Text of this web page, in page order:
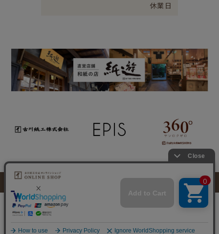
休業日
個人情報取り扱いについて
このサイトに掲載のイラスト・写真・文章の無断転載を禁じます。
すべての著作権は古川紙工株式会社に帰属します。